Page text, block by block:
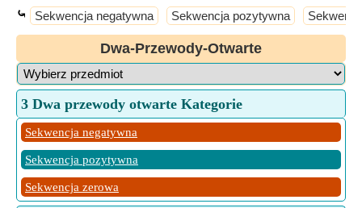
⤿ Sekwencja negatywna Sekwencja pozytywna
Dwa-Przewody-Otwarte
3 Dwa przewody otwarte Kategorie
Sekwencja negatywna
Sekwencja pozytywna
Sekwencja zerowa